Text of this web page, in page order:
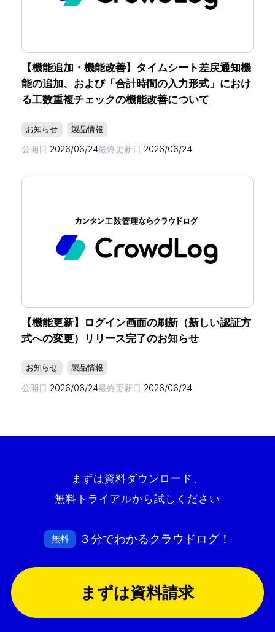
【機能追加・機能改善】タイムシート差戻通知機
能の追加、および「合計時間の入力形式」におけ
る工数重複チェックの機能改善について
お知らせ 製品情報
公開日 2026/06/24最終更新日 2026/06/24
【機能更新】ログイン画面の刷新（新しい認証方
式への変更）リリース完了のお知らせ
お知らせ 製品情報
公開日 2026/06/24最終更新日 2026/06/24
まずは資料ダウンロード、
無料トライアルから試しください
無料 ３分でわかるクラウドログ！
まずは資料請求